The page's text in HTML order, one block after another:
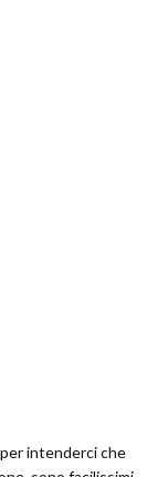
intenderci che